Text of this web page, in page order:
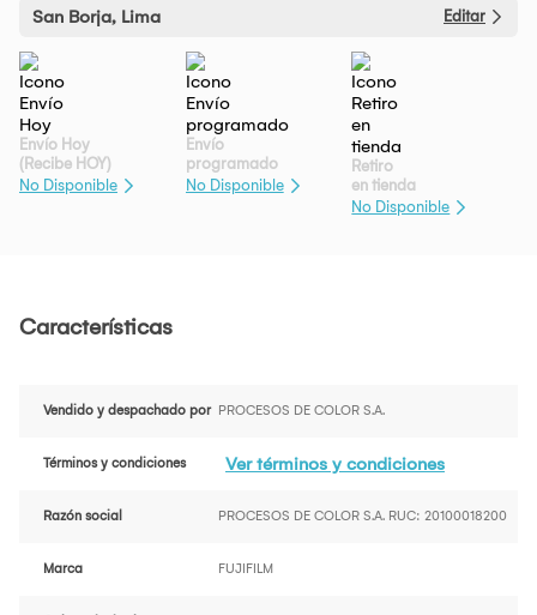
San Borja, Lima Editar
Envío Hoy
(Recibe HOY)
No Disponible
Envío
programado
No Disponible
Retiro
en tienda
No Disponible
Características
Vendido y despachado por PROCESOS DE COLOR S.A.
Términos y condiciones Ver términos y condiciones
Razón social PROCESOS DE COLOR S.A. RUC: 20100018200
Marca FUJIFILM